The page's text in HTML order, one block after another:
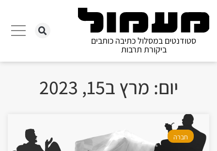
סטודנטים במסלול כתיבה כותבים
ביקורת תרבות
יום: מרץ ב15, 2023
חברה